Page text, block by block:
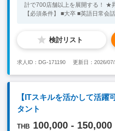
計で700店舗以上を展開する！ ★
【必須条件】 ■大卒 ■英語日常会話レベル以上
きる方 ■周囲を巻き込みながら
ラーメンがお好きな方 【尚可歓迎条件】 ■中国語できる方 ■飲食
業（外食・店舗ビジネス）に関す
業就職 中国勤務 無料斡旋サー
検討リスト
求人ID：DG-171190 更新日：2026/07/
【ITスキルを活かして活躍
タント
THB 100,000 - 150,000